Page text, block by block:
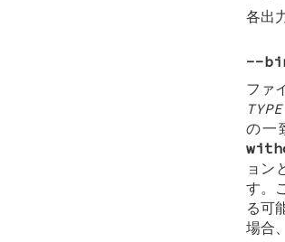
各出
--
ファ
TYPE
の一
ョン
す。
る可
場合